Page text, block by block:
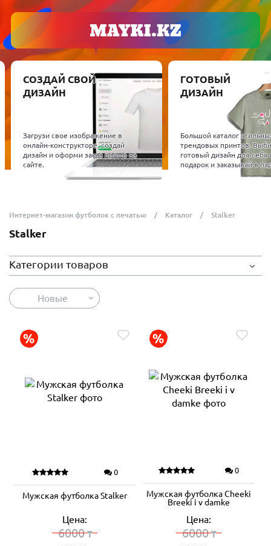
СОЗДАЙ СВОЙ
ДИЗАЙН
Загрузи свое изображение в
онлайн-конструкторе, создай
дизайн и оформи заказ прямо на
сайте.
ГОТОВЫЙ
ДИЗАЙН
Большой каталог
трендовых принтов.
готовый дизайн для себя
подарок и заказывай в
Интернет-магазин футболок с печатью Каталог Stalker
Stalker
Категории товаров
Новые
0
Мужская футболка Stalker
Цена:
6000₸
0
Мужская футболка Cheeki
Breeki i v damke
Цена:
6000₸